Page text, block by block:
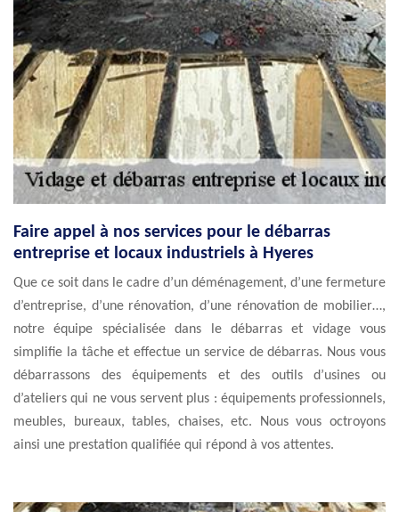
Faire appel à nos services pour le débarras
entreprise et locaux industriels à Hyeres
Que ce soit dans le cadre d’un déménagement, d’une fermeture
d’entreprise, d’une rénovation, d’une rénovation de mobilier…,
notre équipe spécialisée dans le débarras et vidage vous
simplifie la tâche et effectue un service de débarras. Nous vous
débarrassons des équipements et des outils d’usines ou
d’ateliers qui ne vous servent plus : équipements professionnels,
meubles, bureaux, tables, chaises, etc. Nous vous octroyons
ainsi une prestation qualifiée qui répond à vos attentes.